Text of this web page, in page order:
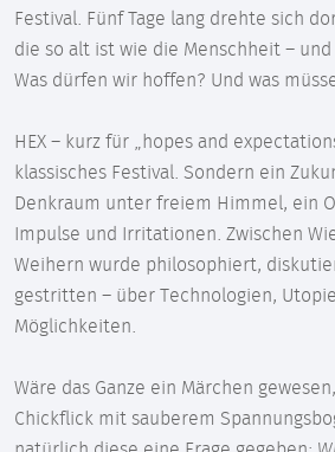
Festival. Fünf Tage lang drehte sich
die so alt ist wie die Menschheit –
Was dürfen wir hoffen? Und was
HEX – kurz für „hopes and
klassisches Festival. Sondern ein
Denkraum unter freiem Himmel, ein
Impulse und Irritationen. Zwischen
Weihern wurde philosophiert,
gestritten – über Technologien,
Möglichkeiten.
Wäre das Ganze ein Märchen
Chickflick mit sauberem